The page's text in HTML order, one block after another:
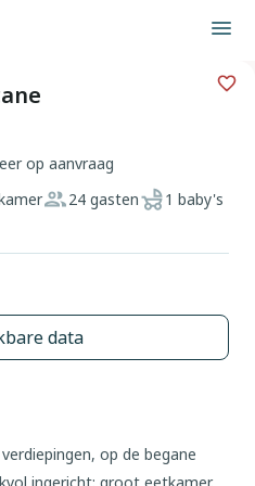
op aanvraag
24 gasten
1 baby's
data
op de begane